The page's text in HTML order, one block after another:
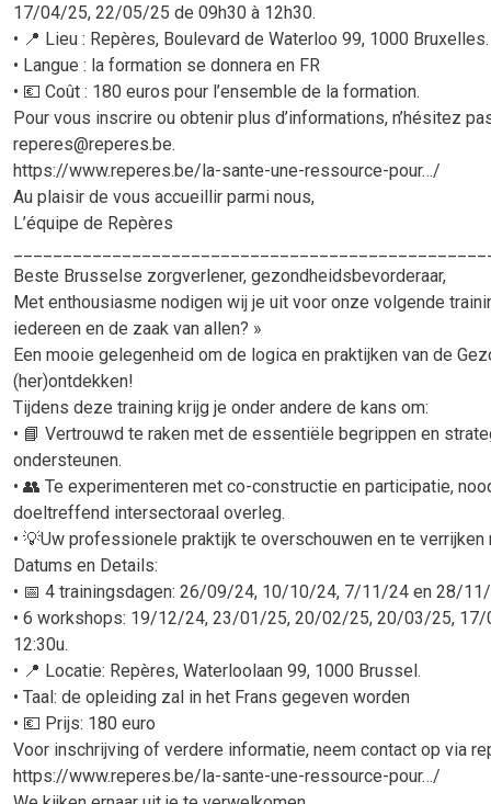
17/04/25, 22/05/25 de 09h30 à 12h30.
• 📍 Lieu : Repères, Boulevard de Waterloo 99, 1000 Bruxelles.
• Langue : la formation se donnera en FR
• 💶 Coût : 180 euros pour l’ensemble de la formation.
Pour vous inscrire ou obtenir plus d’informations, n’hésitez
reperes@reperes.be.
https://www.reperes.be/la-sante-une-ressource-pour…/
Au plaisir de vous accueillir parmi nous,
L’équipe de Repères
Beste Brusselse zorgverlener, gezondheidsbevorderaar,
Met enthousiasme nodigen wij je uit voor onze volgende
iedereen en de zaak van allen? »
Een mooie gelegenheid om de logica en praktijken van de
(her)ontdekken!
Tijdens deze training krijg je onder andere de kans om:
• 📘 Vertrouwd te raken met de essentiële begrippen en
ondersteunen.
• 👥 Te experimenteren met co-constructie en participatie,
doeltreffend intersectoraal overleg.
• 💡Uw professionele praktijk te overschouwen en te
Datums en Details:
• 📅 4 trainingsdagen: 26/09/24, 10/10/24, 7/11/24 en 28/11/
• 6 workshops: 19/12/24, 23/01/25, 20/02/25, 20/03/25,
12:30u.
• 📍 Locatie: Repères, Waterloolaan 99, 1000 Brussel.
• Taal: de opleiding zal in het Frans gegeven worden
• 💶 Prijs: 180 euro
Voor inschrijving of verdere informatie, neem contact op via
https://www.reperes.be/la-sante-une-ressource-pour…/